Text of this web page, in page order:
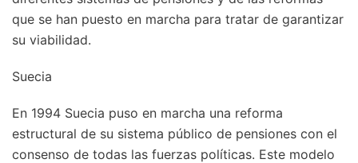
que se han puesto en marcha para tratar de garantizar
su viabilidad.
Suecia
En 1994 Suecia puso en marcha una reforma
estructural de su sistema público de pensiones con el
consenso de todas las fuerzas políticas. Este modelo